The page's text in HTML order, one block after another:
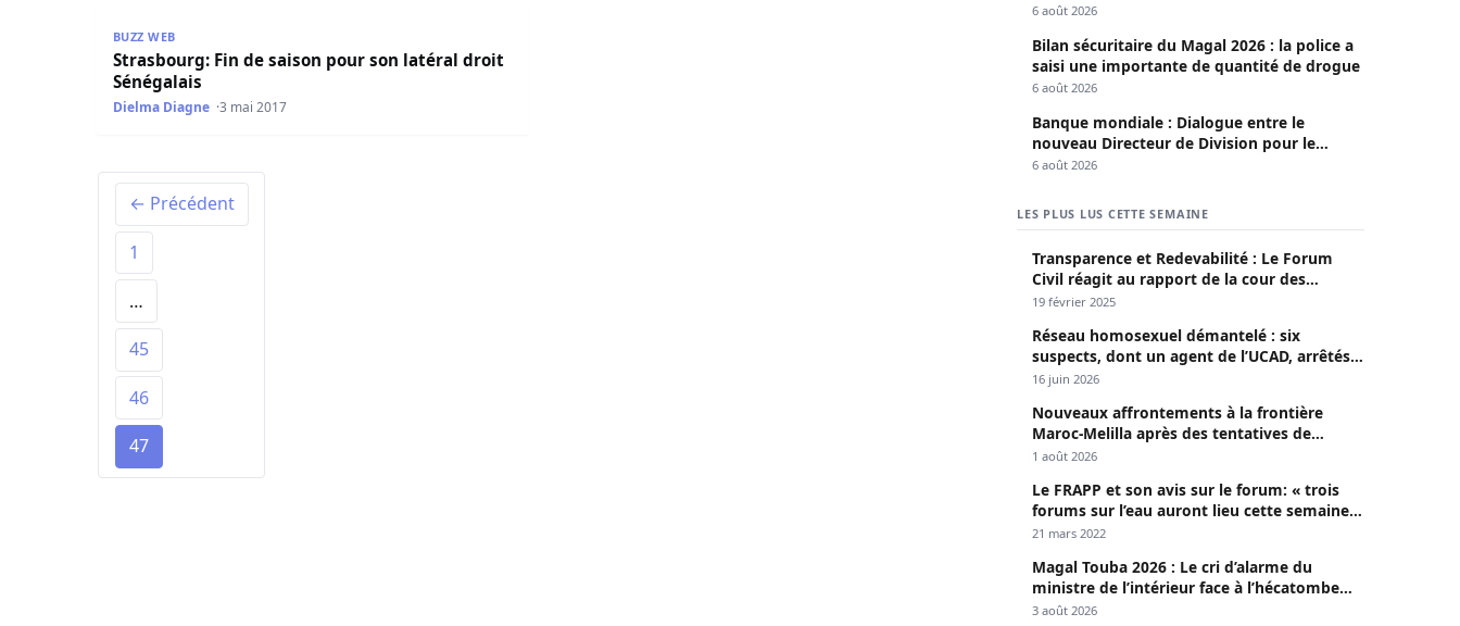
BUZZ WEB
Strasbourg: Fin de saison pour son latéral droit
Sénégalais
Dielma Diagne 3 mai 2017
← Précédent
1
…
45
46
47
6 août 2026
Bilan sécuritaire du Magal 2026 : la police a
saisi une importante de quantité de drogue
6 août 2026
Banque mondiale : Dialogue entre le
nouveau Directeur de Division pour le
Sénégal et le Pr. Diomaye
6 août 2026
LES PLUS LUS CETTE SEMAINE
Transparence et Redevabilité : Le Forum
Civil réagit au rapport de la cour des
comptes
19 février 2025
Réseau homosexuel démantelé : six
suspects, dont un agent de l’UCAD, arrêtés à
Keur Massar ; l’un avoue avoir propagé le
16 juin 2026
Nouveaux affrontements à la frontière
Maroc-Melilla après des tentatives de
passage
1 août 2026
Le FRAPP et son avis sur le forum: « trois
forums sur l’eau auront lieu cette semaine à
Dakar »
21 mars 2022
Magal Touba 2026 : Le cri d’alarme du
ministre de l’intérieur face à l’hécatombe
routière
3 août 2026